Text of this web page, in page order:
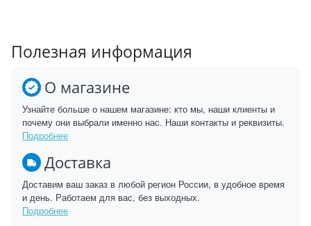
Полезная информация
О магазине
Узнайте больше о нашем магазине: кто мы, наши клиенты и
почему они выбрали именно нас. Наши контакты и реквизиты.
Подробнее
Доставка
Доставим ваш заказ в любой регион России, в удобное время
и день. Работаем для вас, без выходных.
Подробнее